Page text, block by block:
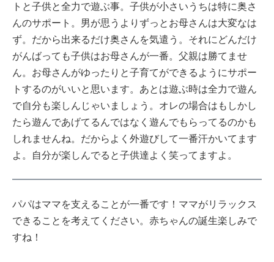
トと子供と全力で遊ぶ事。子供が小さいうちは特に奥さ
んのサポート。男が思うよりずっとお母さんは大変なは
ず。だから出来るだけ奥さんを気遣う。それにどんだけ
がんばっても子供はお母さんが一番。父親は勝てませ
ん。お母さんがゆったりと子育てができるようにサポー
トするのがいいと思います。あとは遊ぶ時は全力で遊ん
で自分も楽しんじゃいましょう。オレの場合はもしかし
たら遊んであげてるんではなく遊んでもらってるのかも
しれませんね。だからよく外遊びして一番汗かいてます
よ。自分が楽しんでると子供達よく笑ってますよ。
パパはママを支えることが一番です！ママがリラックス
できることを考えてください。赤ちゃんの誕生楽しみで
すね！